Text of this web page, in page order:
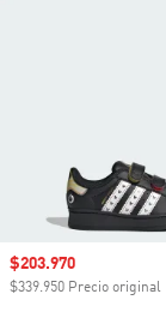
Precio de venta
$203.970
$339.950 Precio original